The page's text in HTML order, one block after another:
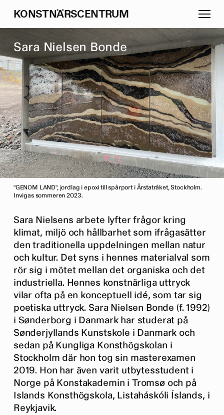
KONSTNÄRSCENTRUM
Sara Nielsen Bonde
"GENOM LAND", jordlag i epoxi till spårport i Årstatråket, Stockholm.
Invigas sommeren 2023.
Sara Nielsens arbete lyfter frågor kring
klimat, miljö och hållbarhet som ifrågasätter
den traditionella uppdelningen mellan natur
och kultur. Det syns i hennes materialval som
rör sig i mötet mellan det organiska och det
industriella. Hennes konstnärliga uttryck
vilar ofta på en konceptuell idé, som tar sig
poetiska uttryck. Sara Nielsen Bonde (f. 1992)
i Sønderborg i Danmark har studerat på
Sønderjyllands Kunstskole i Danmark och
sedan på Kungliga Konsthögskolan i
Stockholm där hon tog sin masterexamen
2019. Hon har även varit utbytesstudent i
Norge på Konstakademin i Tromsø och på
Islands Konsthögskola, Listaháskóli Íslands, i
Reykjavik.